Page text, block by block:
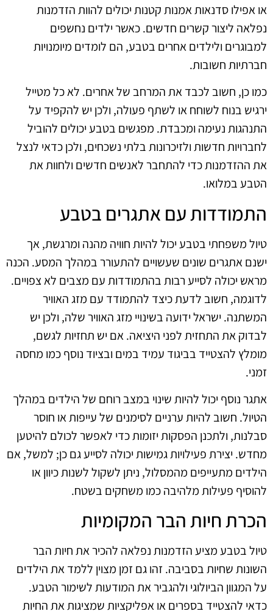
או אפילו סדנאות אמנות קטנות יכולים להוות הזדמנות
נפלאה ליצור קשרים חדשים. כאשר ילדים נחשפים
למבוגרים ולילדים אחרים בטבע, הם לומדים מיומנויות
חברתיות חשובות.
כמו כן, חשוב לכבד את המרחב של אחרים. לא כל מטייל
ירגיש בנוח לשוחח או לשתף פעולה, ולכן יש להקפיד על
התנהגות נעימה ומכבדת. מפגשים בטבע יכולים להוביל
לחברויות חדשות ולזיכרונות בלתי נשכחים, ולכן כדאי לנצל
את ההזדמנות כדי להתחבר לאנשים חדשים ולחוות את
הטבע במלואו.
התמודדות עם אתגרים בטבע
טיול משפחתי בטבע יכול להיות חוויה מהנה ומרגשת, אך
ישנם אתגרים שונים שעשויים להתעורר במהלך המסע. הכנה
מראש יכולה לסייע רבות בהתמודדות עם מצבים לא צפויים.
לדוגמה, חשוב לדעת כיצד להתמודד עם מזג האוויר
המשתנה. ישראל ידועה בשינויי מזג האוויר שלה, ולכן יש
לבדוק את התחזית לפני היציאה. אם יש תחזיות לגשם,
מומלץ להצטייד בביגוד עמיד במים ובציוד נוסף כמו מחסה
זמני.
אתגר נוסף יכול להיות שינוי במצב רוחם של הילדים במהלך
הטיול. חשוב להיות ערניים לסימנים של עייפות או חוסר
סבלנות, ולתכנן הפסקות יזומות כדי לאפשר לכולם להיטען
מחדש. יצירת פעילויות גמישות יכולה לסייע גם כן; למשל, אם
הילדים מתעייפים מהמסלול, ניתן לשקול לשנות כיוון או
להוסיף פעילות מלהיבה כמו משחקים בשטח.
הכרת חיות הבר המקומיות
טיול בטבע מציע הזדמנות נפלאה להכיר את חיות הבר
השונות שחיות בסביבה. זהו גם זמן מצוין ללמד את הילדים
על המגוון הביולוגי ולהגביר את המודעות לשימור הטבע.
כדאי להצטייד בספרים או אפליקציות שמציגות את החיות